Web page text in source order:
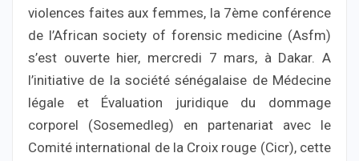
violences faites aux femmes, la 7ème conférence
de l’African society of forensic medicine (Asfm)
s’est ouverte hier, mercredi 7 mars, à Dakar. A
l’initiative de la société sénégalaise de Médecine
légale et Évaluation juridique du dommage
corporel (Sosemedleg) en partenariat avec le
Comité international de la Croix rouge (Cicr), cette